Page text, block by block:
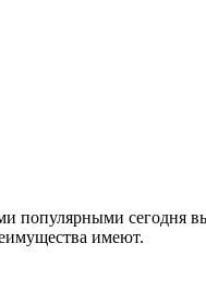
популярными сегодня
имеют.